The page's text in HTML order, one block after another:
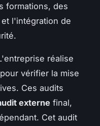
formations, des
l'intégration de
réalise
vérifier la mise
Ces audits
externe final,
Cet audit